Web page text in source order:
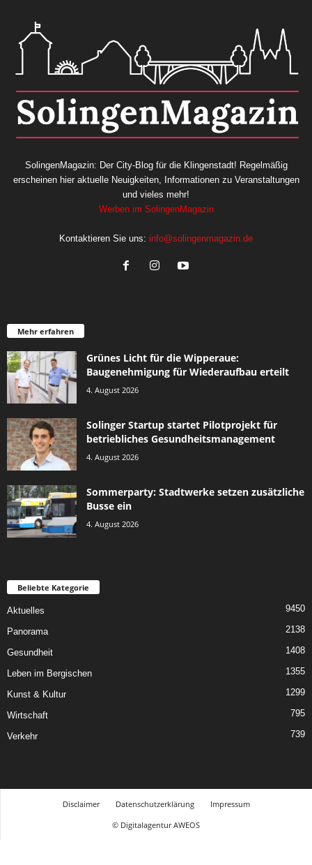
SolingenMagazin: Der City-Blog für die Klingenstadt! Regelmäßig
erscheinen hier aktuelle Neuigkeiten, Informationen zu Veranstaltungen
und vieles mehr!
Werben im SolingenMagazin
Kontaktieren Sie uns: info@solingenmagazin.de
Mehr erfahren
Grünes Licht für die Wipperaue:
Baugenehmigung für Wiederaufbau erteilt
4. August 2026
Solinger Startup startet Pilotprojekt für
betriebliches Gesundheitsmanagement
4. August 2026
Sommerparty: Stadtwerke setzen zusätzliche
Busse ein
4. August 2026
Beliebte Kategorie
Aktuelles 9450
Panorama 2138
Gesundheit 1408
Leben im Bergischen 1355
Kunst & Kultur 1299
Wirtschaft 795
Verkehr 739
Disclaimer Datenschutzerklärung
Impressum
© Digitalagentur AWEOS